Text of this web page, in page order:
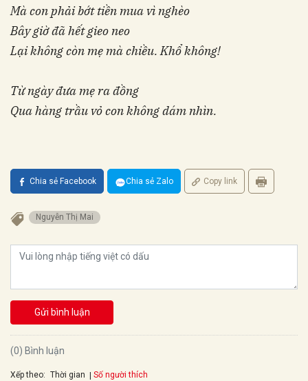
Mà con phải bớt tiền mua vì nghèo
Bây giờ đã hết gieo neo
Lại không còn mẹ mà chiều. Khổ không!
Từ ngày đưa mẹ ra đồng
Qua hàng trầu vỏ con không dám nhìn.
Chia sẻ Facebook Chia sẻ Zalo Copy link
Nguyễn Thị Mai
Gửi bình luận
(0) Bình luận
Xếp theo: Thời gian Số người thích